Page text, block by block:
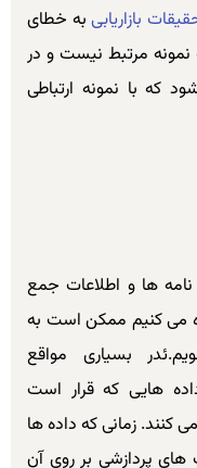
بازاریابیبه خطای
مرتبط نیست و در
که با نمونه ارتباطی
نامه ها و اطلاعات جمع
می کنیم ممکن است به
بسیاری مواقع
هایی که قرار است
کنند. زمانی که داده ها
پردازشی بر روی آن